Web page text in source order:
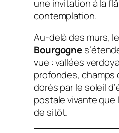
une invitation à la
contemplation.
Au-delà des murs,
Bourgogne
vue : vallées
profondes, champs
dorés par le soleil
postale vivante que
de sitôt.